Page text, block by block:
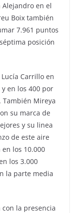
Alejandro en el
Boix también
7.961 puntos
posición
Carrillo en
en los 400 por
También Mireya
su marca de
y su linea
de este aire
los 10.000
los 3.000
la parte media
la presencia